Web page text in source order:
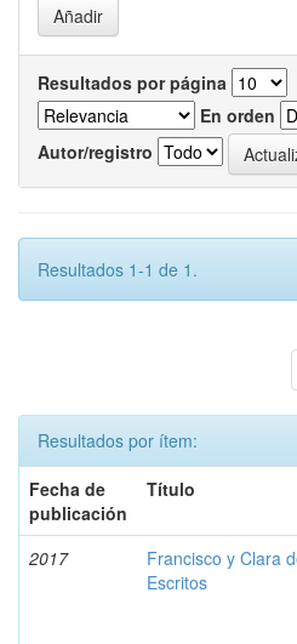
Resultados por página
En orden
Autor/registro
Resultados 1-1 de 1.
Resultados por ítem:
Fecha de
publicación
Título
2017
Francisco y Clara
Escritos